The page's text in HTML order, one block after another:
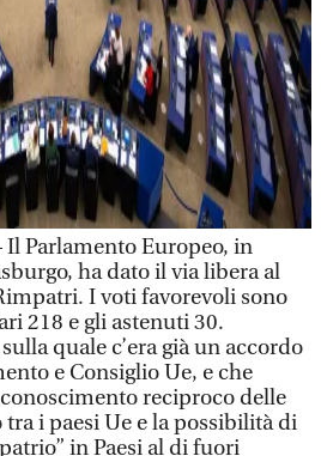
Il Parlamento Europeo, in
ha dato il via libera al
I voti favorevoli sono
218 e gli astenuti 30.
quale c’era già un accordo
e Consiglio Ue, e che
reciproco delle
i paesi Ue e la possibilità di
in Paesi al di fuori